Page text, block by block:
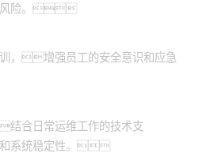
风险。
，增强员工的安全意识和应急
合日常运维工作的技术支
系统稳定性。